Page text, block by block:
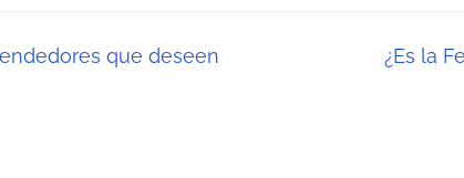
que deseen
¿Es la